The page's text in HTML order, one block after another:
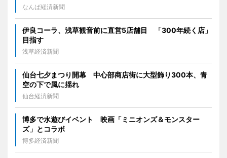
なんば経済新聞
伊良コーラ、浅草観音前に直営5店舗目 「300年続く店」
目指す
浅草経済新聞
仙台七夕まつり開幕 中心部商店街に大型飾り300本、青
空の下で風に揺れ
仙台経済新聞
博多で水遊びイベント 映画「ミニオンズ＆モンスター
ズ」とコラボ
博多経済新聞